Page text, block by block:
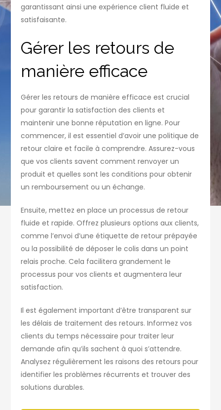
garantissant ainsi une expérience client fluide et
satisfaisante.
Gérer les retours de
manière efficace
Gérer les retours de manière efficace est crucial
pour garantir la satisfaction des clients et
maintenir une bonne réputation en ligne. Pour
commencer, il est essentiel d’avoir une politique de
retour claire et facile à comprendre. Assurez-vous
que vos clients savent comment renvoyer un
produit et quelles sont les conditions pour obtenir
un remboursement ou un échange.
Ensuite, mettez en place un processus de retour
fluide et rapide. Offrez plusieurs options aux clients,
comme l’envoi d’une étiquette de retour prépayée
ou la possibilité de déposer le colis dans un point
relais proche. Cela facilitera grandement le
processus pour vos clients et augmentera leur
satisfaction.
Il est également important d’être transparent sur
les délais de traitement des retours. Informez vos
clients du temps nécessaire pour traiter leur
demande afin qu’ils sachent à quoi s’attendre.
Analysez régulièrement les raisons des retours pour
identifier les problèmes récurrents et trouver des
solutions durables.